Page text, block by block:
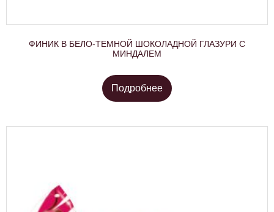
ФИНИК В БЕЛО-ТЕМНОЙ ШОКОЛАДНОЙ ГЛАЗУРИ С
МИНДАЛЕМ
Подробнее